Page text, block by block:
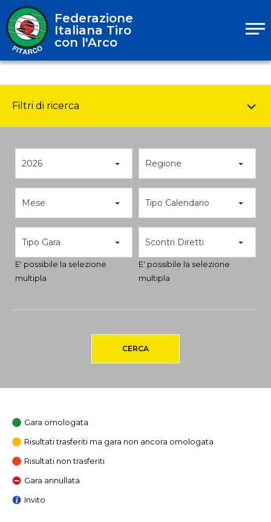
Federazione
Italiana Tiro
con l'Arco
Filtri di ricerca
2026 Regione
Mese Tipo Calendario
Tipo Gara
E' possibile la selezione
multipla
Scontri Diretti
E' possibile la selezione
multipla
CERCA
Gara omologata
Risultati trasferiti ma gara non ancora omologata
Risultati non trasferiti
Gara annullata
Invito